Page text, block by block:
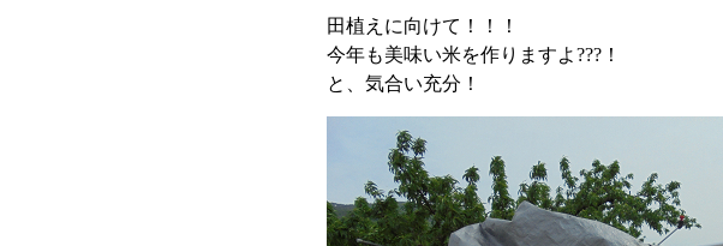
田植えに向けて！！！
今年も美味い米を作りますよ???！
と、気合い充分！